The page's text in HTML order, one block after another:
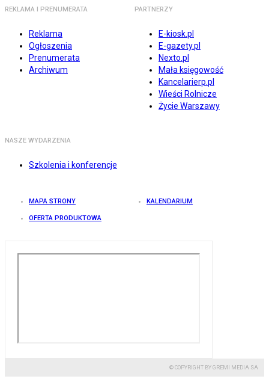
REKLAMA I PRENUMERATA
Reklama
Ogłoszenia
Prenumerata
Archiwum
PARTNERZY
E-kiosk.pl
E-gazety.pl
Nexto.pl
Mała księgowość
Kancelarierp.pl
Wieści Rolnicze
Życie Warszawy
NASZE WYDARZENIA
Szkolenia i konferencje
MAPA STRONY KALENDARIUM
OFERTA PRODUKTOWA
© COPYRIGHT BY GREMI MEDIA SA